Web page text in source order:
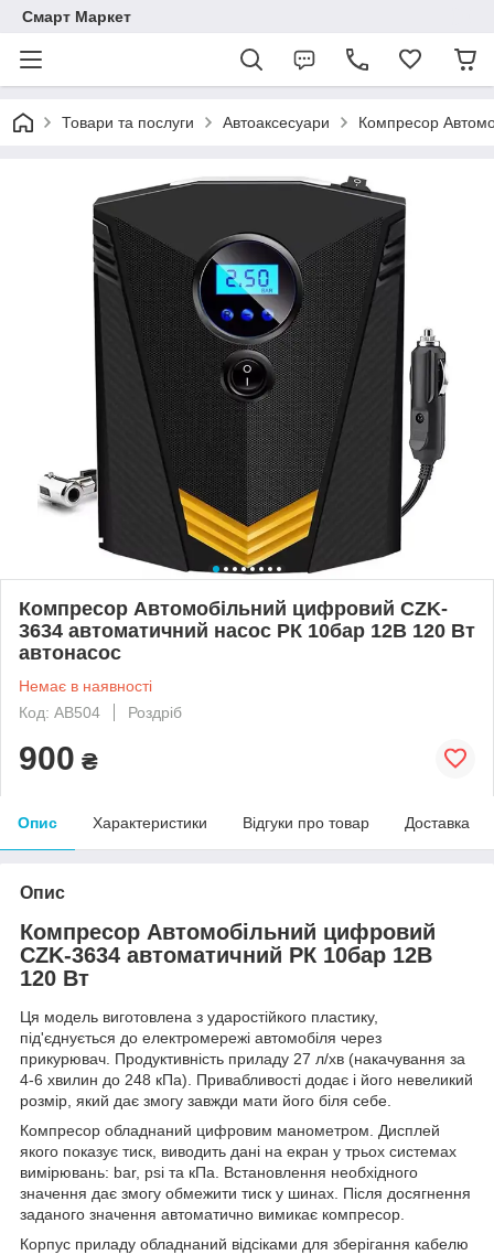
Смарт Маркет
Товари та послуги Автоаксесуари Компресор
Компресор Автомобільний цифровий CZK-
3634 автоматичний насос РК 10бар 12В 120 Вт
автонасос
Немає в наявності
Код: АВ504
Роздріб
900 ₴
Опис Характеристики Відгуки про товар Доставка
Опис
Компресор Автомобільний цифровий
CZK-3634 автоматичний РК 10бар 12В
120 Вт
Ця модель виготовлена з ударостійкого пластику,
під'єднується до електромережі автомобіля через
прикурювач. Продуктивність приладу 27 л/хв (накачування за
4-6 хвилин до 248 кПа). Привабливості додає і його невеликий
розмір, який дає змогу завжди мати його біля себе.
Компресор обладнаний цифровим манометром. Дисплей
якого показує тиск, виводить дані на екран у трьох системах
вимірювань: bar, psi та кПа. Встановлення необхідного
значення дає змогу обмежити тиск у шинах. Після досягнення
заданого значення автоматично вимикає компресор.
Корпус приладу обладнаний відсіками для зберігання кабелю